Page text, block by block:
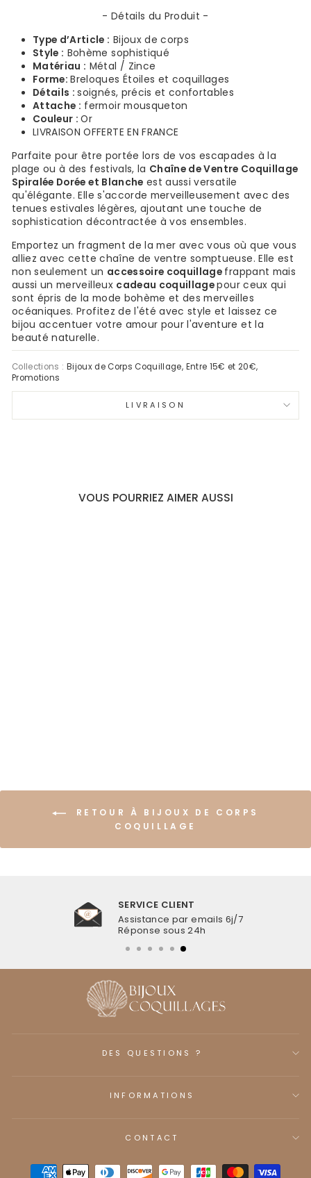
- Détails du Produit -
Type d’Article : Bijoux de corps
Style : Bohème sophistiqué
Matériau : Métal / Zince
Forme:Breloques Étoiles et coquillages
Détails :soignés, précis et confortables
Attache : fermoir mousqueton
Couleur :Or
LIVRAISON OFFERTE EN FRANCE
Parfaite pour être portée lors de vos escapades à la
plage ou à des festivals, la Chaîne de Ventre Coquillage
Spiralée Dorée et Blanche est aussi versatile
qu'élégante. Elle s'accorde merveilleusement avec des
tenues estivales légères, ajoutant une touche de
sophistication décontractée à vos ensembles.
Emportez un fragment de la mer avec vous où que vous
alliez avec cette chaîne de ventre somptueuse. Elle est
non seulement un accessoire coquillage frappant mais
aussi un merveilleux cadeau coquillagepour ceux qui
sont épris de la mode bohème et des merveilles
océaniques. Profitez de l'été avec style et laissez ce
bijou accentuer votre amour pour l'aventure et la
beauté naturelle.
Collections : Bijoux de Corps Coquillage, Entre 15€ et 20€,
Promotions
LIVRAISON
VOUS POURRIEZ AIMER AUSSI
RETOUR À BIJOUX DE CORPS
COQUILLAGE
SERVICE CLIENT
Assistance par emails 6j/7
Réponse sous 24h
DES QUESTIONS ?
INFORMATIONS
CONTACT